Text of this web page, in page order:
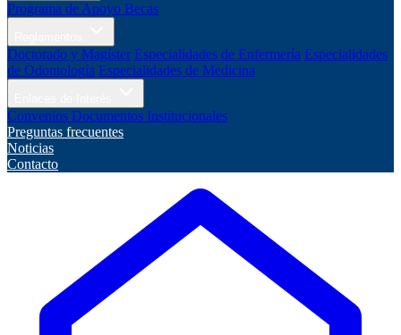
Programa de Apoyo Becas
Doctorado y Magíster Especialidades de Enfermería Especialidades
de Odontología Especialidades de Medicina
Convenios Documentos Institucionales
Preguntas frecuentes
Noticias
Contacto